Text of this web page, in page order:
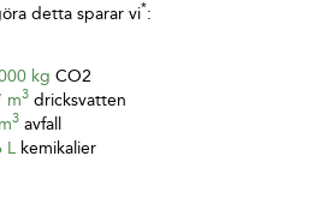
detta sparar vi*:
kg CO2
m3 dricksvatten
3 avfall
L kemikalier